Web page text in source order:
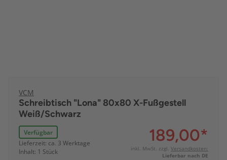
VCM
Schreibtisch "Lona" 80x80 X-Fußgestell
Weiß/Schwarz
Verfügbar
Lieferzeit: ca. 3 Werktage
Inhalt: 1 Stück
189,00*
inkl. MwSt. zzgl. Versandkosten:
Lieferbar nach DE